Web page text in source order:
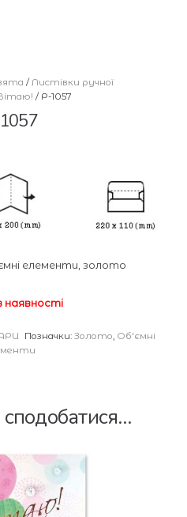
/ Листівки ручної
/ Р-1057
елементи, золото
наявності
Позначки: Золото, Об'ємні